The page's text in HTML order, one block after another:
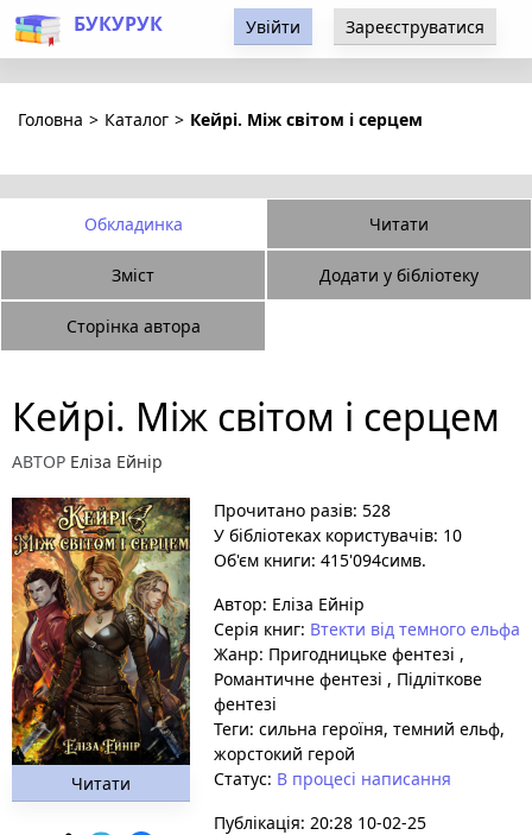
БУКУРУК Увійти Зареєструватися
Головна > Каталог > Кейрі. Між світом і серцем
Обкладинка Читати
Зміст Додати у бібліотеку
Сторінка автора
Кейрі. Між світом і серцем
АВТОР Еліза Ейнір
Читати
Прочитано разів: 528
У бібліотеках користувачів: 10
Об'єм книги: 415'094симв.
Автор: Еліза Ейнір
Серія книг: Втекти від темного ельфа
Жанр: Пригодницьке фентезі ,
Романтичне фентезі , Підліткове
фентезі
Теги: сильна героїня, темний ельф,
жорстокий герой
Статус: В процесі написання
Публікація: 20:28 10-02-25